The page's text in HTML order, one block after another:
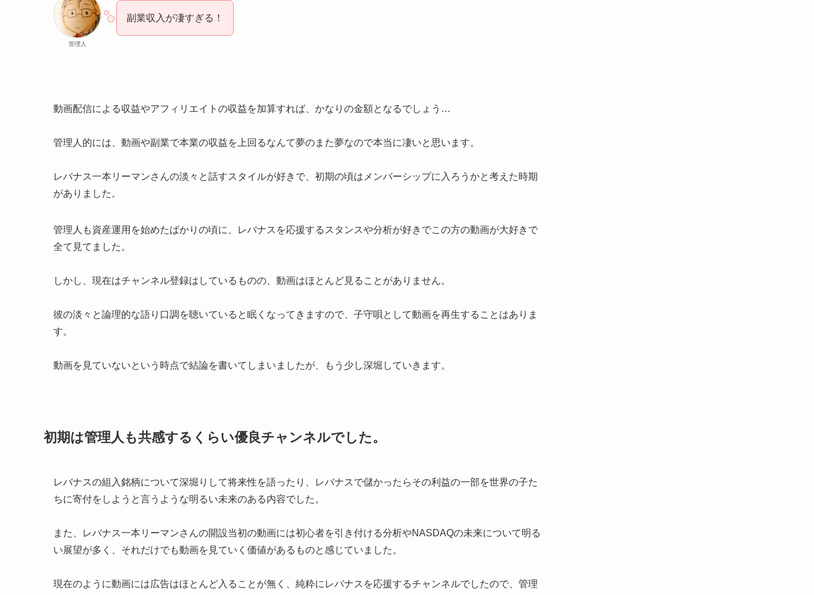
管理人
副業収入が凄すぎる！
動画配信による収益やアフィリエイトの収益を加算すれば、かなりの金額となるでしょう…
管理人的には、動画や副業で本業の収益を上回るなんて夢のまた夢なので本当に凄いと思います。
レバナス一本リーマンさんの淡々と話すスタイルが好きで、初期の頃はメンバーシップに入ろうかと考えた時期
がありました。
管理人も資産運用を始めたばかりの頃に、レバナスを応援するスタンスや分析が好きでこの方の動画が大好きで
全て見てました。
しかし、現在はチャンネル登録はしているものの、動画はほとんど見ることがありません。
彼の淡々と論理的な語り口調を聴いていると眠くなってきますので、子守唄として動画を再生することはありま
す。
動画を見ていないという時点で結論を書いてしまいましたが、もう少し深堀していきます。
初期は管理人も共感するくらい優良チャンネルでした。
レバナスの組入銘柄について深堀りして将来性を語ったり、レバナスで儲かったらその利益の一部を世界の子た
ちに寄付をしようと言うような明るい未来のある内容でした。
また、レバナス一本リーマンさんの開設当初の動画には初心者を引き付ける分析やNASDAQの未来について明る
い展望が多く、それだけでも動画を見ていく価値があるものと感じていました。
現在のように動画には広告はほとんど入ることが無く、純粋にレバナスを応援するチャンネルでしたので、管理